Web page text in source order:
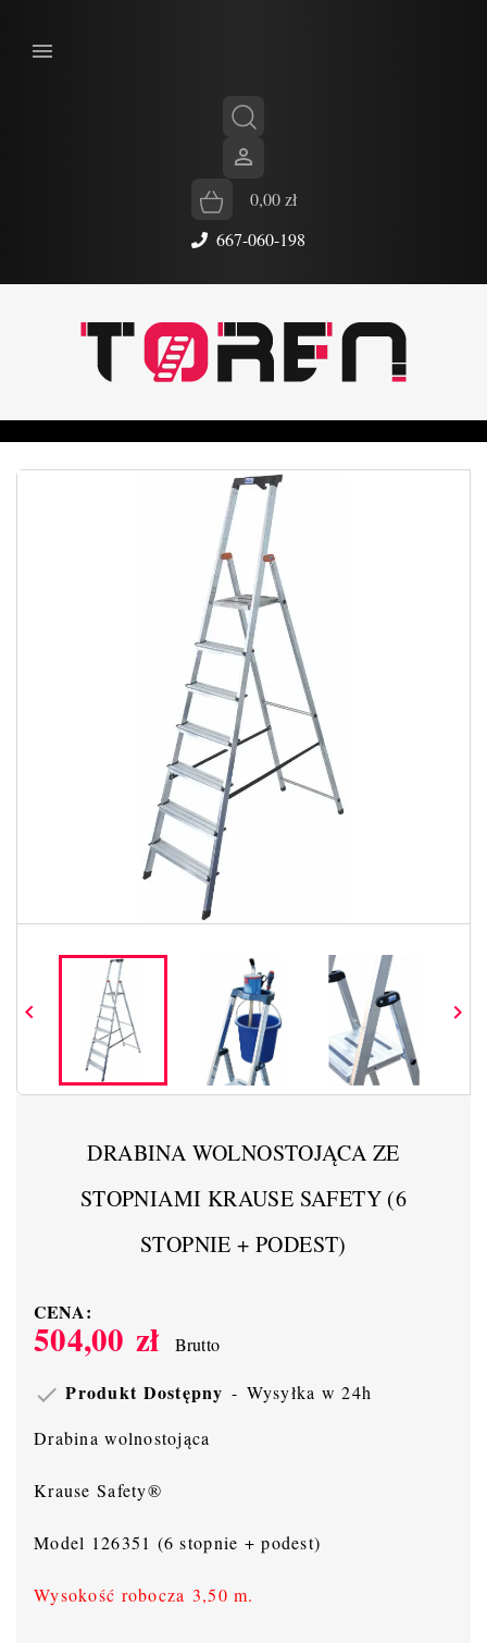
667-060-198

0,00 zł

 
DRABINA WOLNOSTOJĄCA ZE
STOPNIAMI KRAUSE SAFETY (6
STOPNIE + PODEST)
CENA:
504,00 zł Brutto
 Produkt Dostępny Wysyłka w 24h
Drabina wolnostojąca
Krause Safety®
Model 126351 (6 stopnie + podest)
Wysokość robocza 3,50 m.